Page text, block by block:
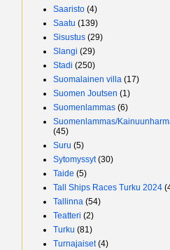
Saaristo (4)
Saatu (139)
Sisustus (29)
Slangi (29)
Stadi (250)
Suomalainen villa (17)
Suomen Joutsen (1)
Suomenlammas (6)
Suomenlammas/
(45)
Suru (5)
Sytomyssyt (30)
Taide (5)
Tall Ships Races Turku 2024
Tallinna (54)
Teatteri (2)
Turku (81)
Turnajaiset (4)